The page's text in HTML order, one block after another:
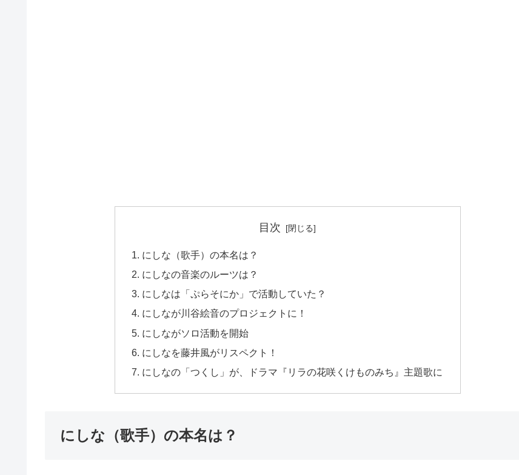
目次
にしな（歌手）の本名は？
にしなの音楽のルーツは？
にしなは「ぷらそにか」で活動していた？
にしなが川谷絵音のプロジェクトに！
にしながソロ活動を開始
にしなを藤井風がリスペクト！
にしなの「つくし」が、ドラマ『リラの花咲くけものみち』主題歌に
にしな（歌手）の本名は？